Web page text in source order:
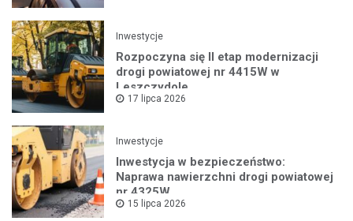
Inwestycje
Rozpoczyna się II etap modernizacji
drogi powiatowej nr 4415W w
Leszczydole
17 lipca 2026
Inwestycje
Inwestycja w bezpieczeństwo:
Naprawa nawierzchni drogi powiatowej
nr 4325W
15 lipca 2026